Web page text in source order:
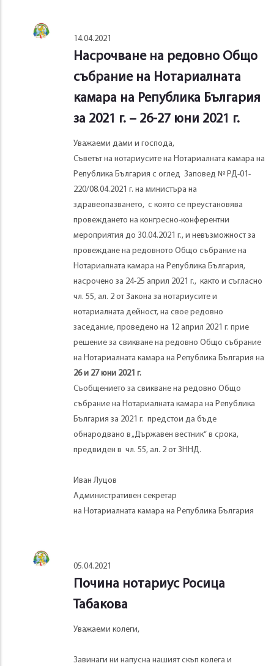
14.04.2021
Насрочване на редовно Общо
събрание на Нотариалната
камара на Република България
за 2021 г. – 26-27 юни 2021 г.
Уважаеми дами и господа,
Съветът на нотариусите на Нотариалната камара на
Република България с оглед Заповед № РД-01-
220/08.04.2021 г. на министъра на
здравеопазването, с която се преустановява
провеждането на конгресно-конферентни
мероприятия до 30.04.2021 г., и невъзможност за
провеждане на редовното Общо събрание на
Нотариалната камара на Република България,
насрочено за 24-25 април 2021 г., както и съгласно
чл. 55, ал. 2 от Закона за нотариусите и
нотариалната дейност, на свое редовно
заседание, проведено на 12 април 2021 г. прие
решение за свикване на редовно Общо събрание
на Нотариалната камара на Република България на
26 и 27 юни 2021 г.
Съобщението за свикване на редовно Общо
събрание на Нотариалната камара на Република
България за 2021 г. предстои да бъде
обнародвано в „Държавен вестник“ в срока,
предвиден в чл. 55, ал. 2 от ЗННД.
Иван Луцов
Административен секретар
на Нотариалната камара на Република България
05.04.2021
Почина нотариус Росица
Табакова
Уважаеми колеги,
Завинаги ни напусна нашият скъп колега и